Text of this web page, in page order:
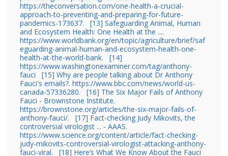
https://theconversation.com/one-health-a-crucial-
approach-to-preventing-and-preparing-for-future-
pandemics-173637.
[13] Safeguarding Animal, Human
and Ecosystem Health: One Health at the ....
https://www.worldbank.org/en/topic/agriculture/brief/saf
eguarding-animal-human-and-ecosystem-health-one-
health-at-the-world-bank.
[14]
https://www.washingtonexaminer.com/tag/anthony-
fauci
[15] Why are people talking about Dr Anthony
Fauci's emails?. https://www.bbc.com/news/world-us-
canada-57336280.
[16] The Six Major Fails of Anthony
Fauci - Brownstone Institute.
https://brownstone.org/articles/the-six-major-fails-of-
anthony-fauci/.
[17] Fact-checking Judy Mikovits, the
controversial virologist ... - AAAS.
https://www.science.org/content/article/fact-checking-
judy-mikovits-controversial-virologist-attacking-anthony-
fauci-viral.
[18] Here’s What We Know About the Fauci